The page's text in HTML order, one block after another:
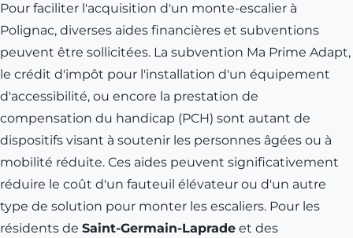
Pour faciliter l'acquisition d'un monte-escalier à
Polignac, diverses aides financières et subventions
peuvent être sollicitées. La subvention Ma Prime Adapt,
le crédit d'impôt pour l'installation d'un équipement
d'accessibilité, ou encore la prestation de
compensation du handicap (PCH) sont autant de
dispositifs visant à soutenir les personnes âgées ou à
mobilité réduite. Ces aides peuvent significativement
réduire le coût d'un fauteuil élévateur ou d'un autre
type de solution pour monter les escaliers. Pour les
résidents de Saint-Germain-Laprade et des